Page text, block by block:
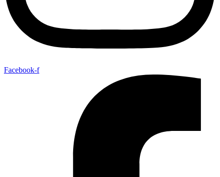
Facebook-f